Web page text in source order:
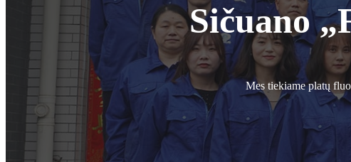
Sičuano
Mes tiekiame platų